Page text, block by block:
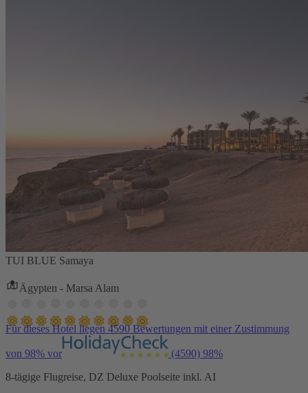
TUI BLUE Samaya
Ägypten - Marsa Alam
Für dieses Hotel liegen 4590 Bewertungen mit einer Zustimmung
von 98% vor (4590) 98%
8-tägige Flugreise, DZ Deluxe Poolseite inkl. AI